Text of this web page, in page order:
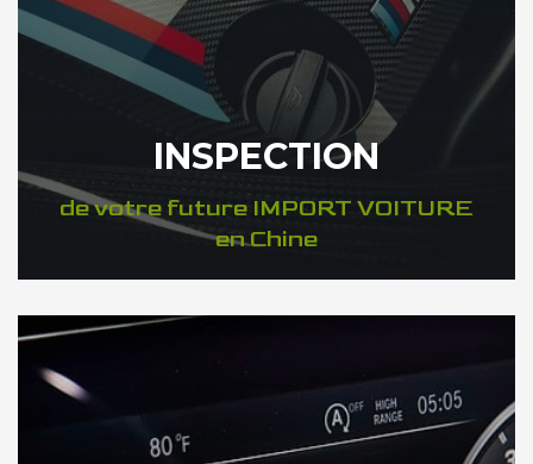
INSPECTION
de votre future IMPORT VOITURE
en Chine
DÉCOUVREZ VOTRE INSPECTION AUTO en Chine